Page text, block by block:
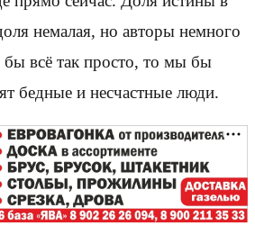
немалая, но авторы немного
бы всё так просто, то мы бы
бедные и несчастные люди.